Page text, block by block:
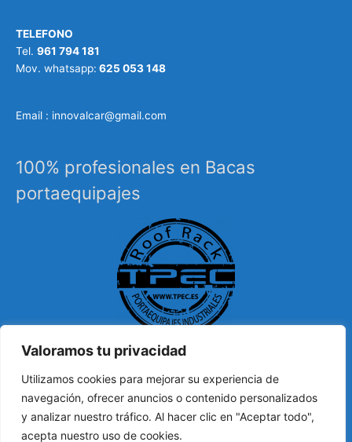
Valoramos tu privacidad
Utilizamos cookies para mejorar su experiencia de
navegación, ofrecer anuncios o contenido personalizados
y analizar nuestro tráfico. Al hacer clic en "Aceptar todo",
acepta nuestro uso de cookies.
TELEFONO
Tel. 961 794 181
Mov. whatsapp: 625 053 148
Email : innovalcar@gmail.com
100% profesionales en Bacas
portaequipajes
industriales, barras de techo, carrocería, etc…